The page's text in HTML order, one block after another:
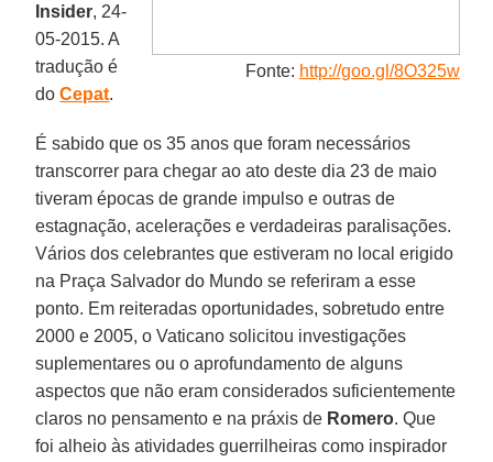
Fonte: http://goo.gl/8O325w
Insider, 24-
05-2015. A
tradução é
doCepat.
É sabido que os 35 anos que foram necessários
transcorrer para chegar ao ato deste dia 23 de maio
tiveram épocas de grande impulso e outras de
estagnação, acelerações e verdadeiras paralisações.
Vários dos celebrantes que estiveram no local erigido
na Praça Salvador do Mundo se referiram a esse
ponto. Em reiteradas oportunidades, sobretudo entre
2000 e 2005, o Vaticano solicitou investigações
suplementares ou o aprofundamento de alguns
aspectos que não eram considerados suficientemente
claros no pensamento e na práxis de Romero. Que
foi alheio às atividades guerrilheiras como inspirador